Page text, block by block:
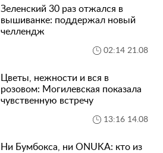
Зеленский 30 раз отжался в
вышиванке: поддержал новый
челлендж
02:14 21.08
Цветы, нежности и вся в
розовом: Могилевская показала
чувственную встречу
13:16 14.08
Ни Бумбокса, ни ONUKA: кто из